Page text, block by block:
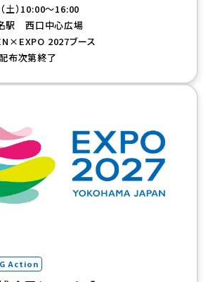
土）10:00～16:00
駅 西口中心広場
2027ブース
布次第終了
Action
）